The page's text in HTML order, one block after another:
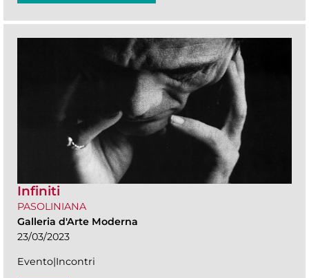
Infiniti
PASOLINIANA
Galleria d'Arte Moderna
23/03/2023
Evento|Incontri